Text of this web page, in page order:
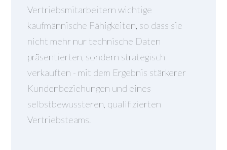
Vertriebsmitarbeitern wichtige
kaufmännische Fähigkeiten, so dass sie
nicht mehr nur technische Daten
präsentierten, sondern strategisch
verkauften - mit dem Ergebnis stärkerer
Kundenbeziehungen und eines
selbstbewussteren, qualifizierten
Vertriebsteams.